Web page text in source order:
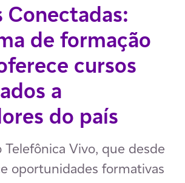
Conectadas:
de formação
cursos
a
do país
Telefônica Vivo, que desde
oportunidades formativas